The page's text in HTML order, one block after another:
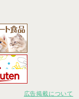
広告掲載について